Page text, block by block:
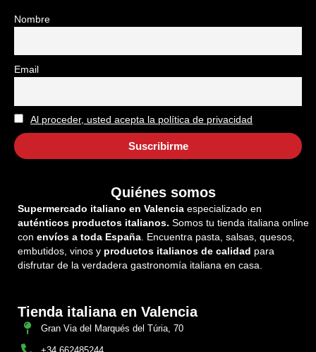
Nombre
Email
Al proceder, usted acepta la política de privacidad
Quiénes somos
Supermercado italiano en Valencia especializado en
auténticos productos italianos. Somos tu tienda italiana online
con envíos a toda España . Encuentra pasta, salsas, quesos,
embutidos, vinos y productos italianos de calidad para
disfrutar de la verdadera gastronomía italiana en casa.
Tienda italiana en Valencia
Gran Via del Marqués del Túria, 70
+34 662485244